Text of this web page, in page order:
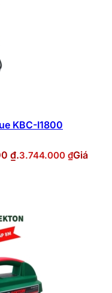
KBC-I1800
₫.3.744.000 ₫Giá